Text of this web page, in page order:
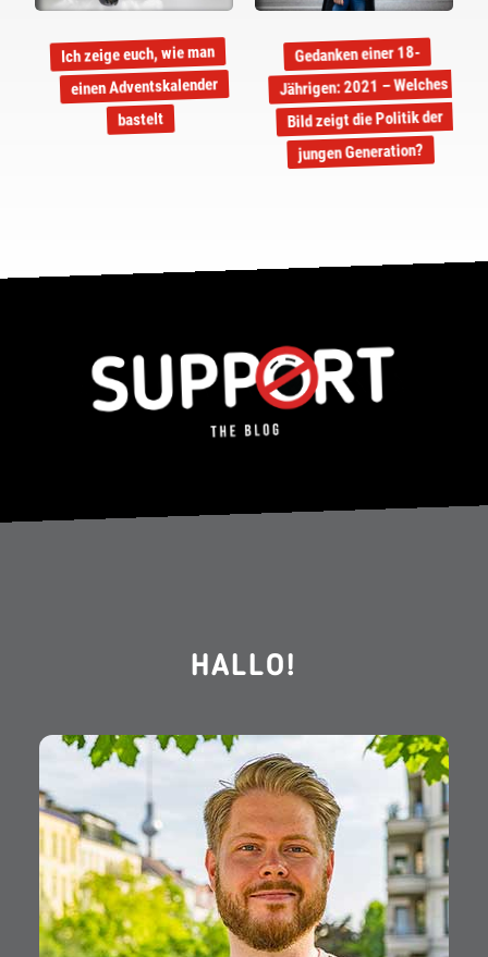
Ich zeige euch, wie man
einen Adventskalender
bastelt
Gedanken einer 18-
Jährigen: 2021 – Welches
Bild zeigt die Politik der
jungen Generation?
HALLO!